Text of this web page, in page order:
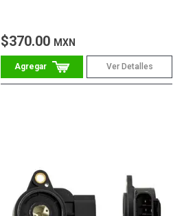
$370.00 MXN
Ver Detalles